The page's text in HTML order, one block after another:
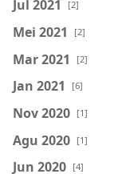
Jul 2021 [2]
Mei 2021 [2]
Mar 2021 [2]
Jan 2021 [6]
Nov 2020 [1]
Agu 2020 [1]
Jun 2020 [4]